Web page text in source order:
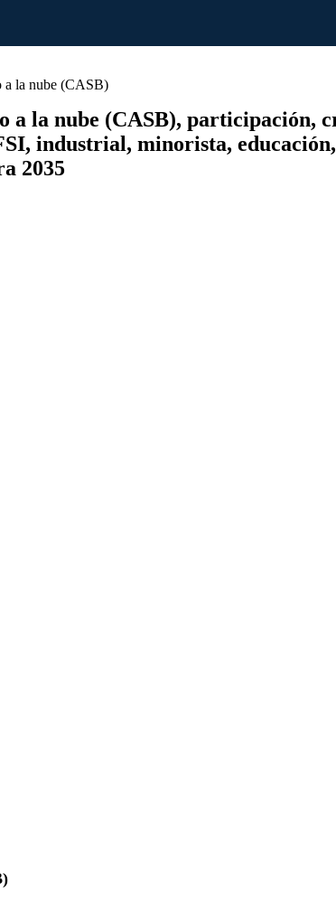
a la nube (CASB)
a la nube (CASB), participación,
industrial, minorista,
2035